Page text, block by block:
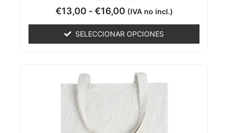
Valorado
con
5
€13,00 - €16,00 (IVA no incl.)
SELECCIONAR OPCIONES